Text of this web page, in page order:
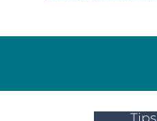
Tips